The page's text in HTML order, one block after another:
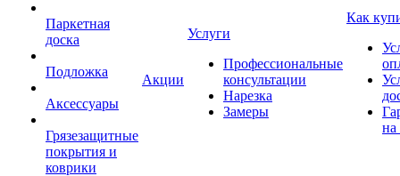
Паркетная
доска
Подложка
Аксессуары
Грязезащитные
покрытия и
коврики
Акции
Услуги
Профессиональные
консультации
Нарезка
Замеры
Как
на